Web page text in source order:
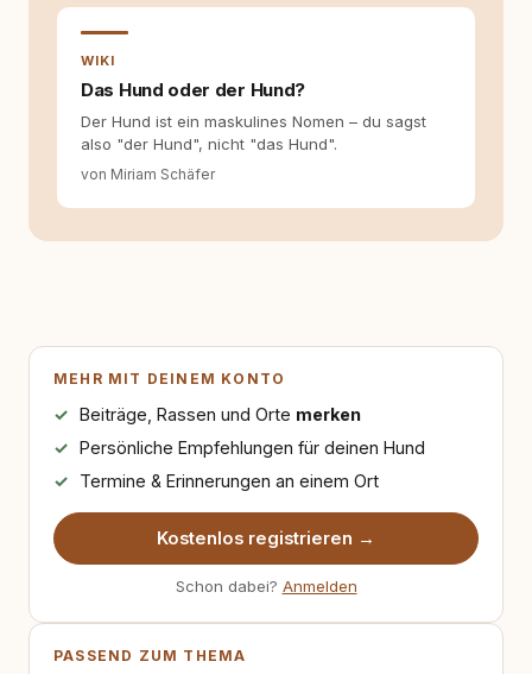
WIKI
Das Hund oder der Hund?
Der Hund ist ein maskulines Nomen – du sagst
also "der Hund", nicht "das Hund".
von Miriam Schäfer
MEHR MIT DEINEM KONTO
Beiträge, Rassen und Orte merken
Persönliche Empfehlungen für deinen Hund
Termine & Erinnerungen an einem Ort
Kostenlos registrieren →
Schon dabei? Anmelden
PASSEND ZUM THEMA